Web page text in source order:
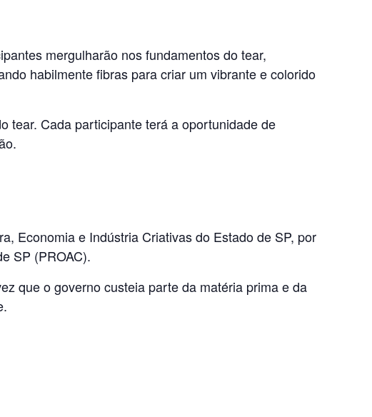
mergulharão nos fundamentos do tear,
habilmente fibras para criar um vibrante e colorido
tear. Cada participante terá a oportunidade de
Economia e Indústria Criativas do Estado de SP, por
SP (PROAC).
que o governo custeia parte da matéria prima e da